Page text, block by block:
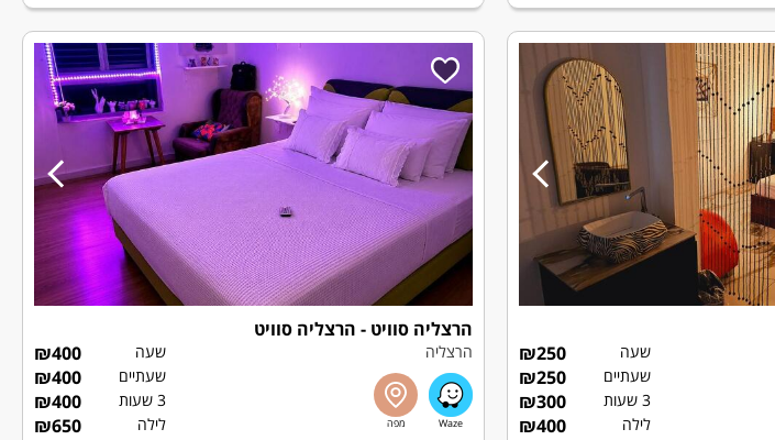
שעה ₪250
שעתיים ₪250
3 שעות ₪300
לילה ₪400
הרצליה סוויט - הרצליה סוויט
הרצליה שעה ₪400
שעתיים ₪400
3 שעות ₪400
לילה ₪650